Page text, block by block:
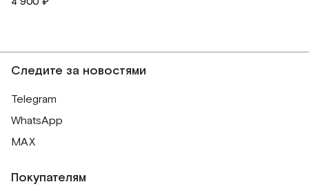
Следите за новостями
Telegram
WhatsApp
MAX
Покупателям